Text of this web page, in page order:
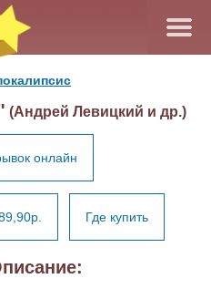
(Андрей Левицкий и др.)
онлайн
Где купить